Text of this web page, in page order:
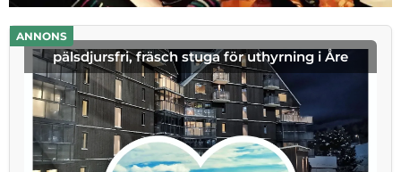
ANNONS
pälsdjursfri, fräsch stuga för uthyrning i Åre